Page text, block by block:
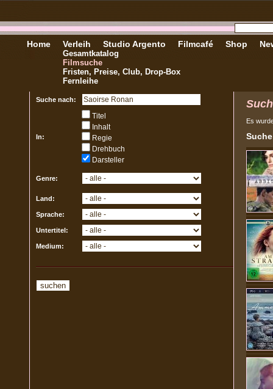
Home Verleih
Gesamtkatalog
Filmsuche
Fristen, Preise, Club, Drop-Box
Fernleihe
Studio Argento Filmcafé Shop
Suche nach:
In:
Titel
Inhalt
Regie
Drehbuch
Darsteller
Genre:
Land:
Sprache:
Untertitel:
Medium:
Es